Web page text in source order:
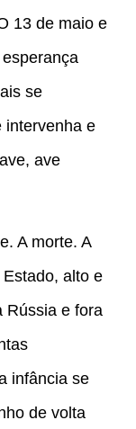
13 de maio e
se
intervenha e
ave
A morte. A
alto e
Rússia e fora
infância se
de volta